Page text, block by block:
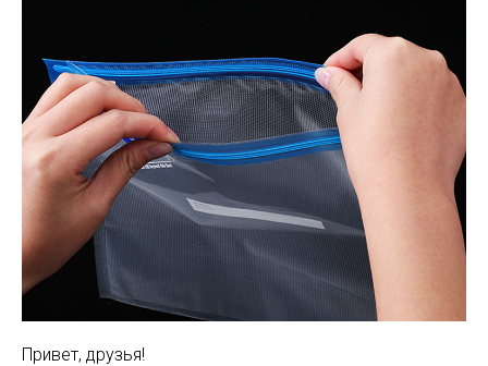
Привет, друзья!